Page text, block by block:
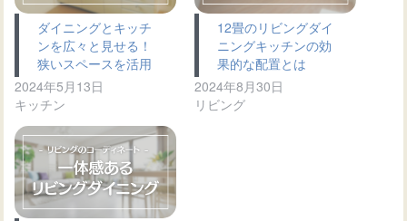
ダイニングとキッチ
ンを広々と見せる！
狭いスペースを活用
2024年5月13日
キッチン
12畳のリビングダイ
ニングキッチンの効
果的な配置とは
2024年8月30日
リビング